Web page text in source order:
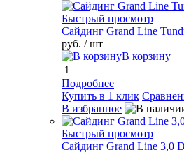
Быстрый просмотр
Сайдинг Grand Line
руб. / шт
В корзину
Подробнее
Купить в 1 клик
В избранное
Быстрый просмотр
Сайдинг Grand Line 3,0